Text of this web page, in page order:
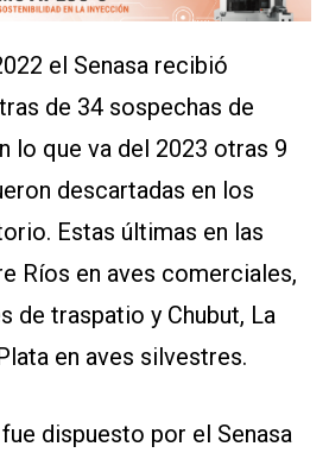
el Senasa recibió
de 34 sospechas de
lo que va del 2023 otras 9
descartadas en los
Estas últimas en las
Ríos en aves comerciales,
de traspatio y Chubut, La
en aves silvestres.
dispuesto por el Senasa